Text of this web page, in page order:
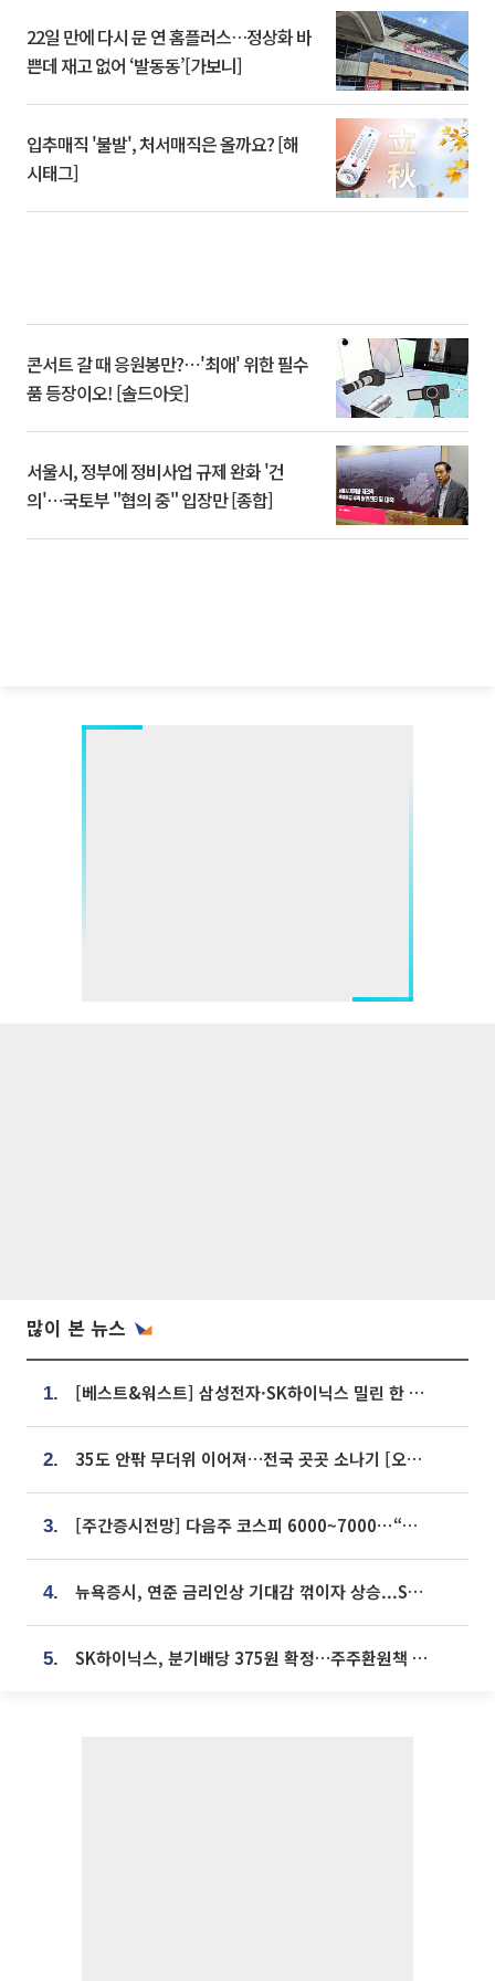
22일 만에 다시 문 연 홈플러스…정상화 바
쁜데 재고 없어 ‘발동동’[가보니]
입추매직 '불발', 처서매직은 올까요? [해
시태그]
콘서트 갈 때 응원봉만?⋯'최애' 위한 필수
품 등장이오! [솔드아웃]
서울시, 정부에 정비사업 규제 완화 '건
의'⋯국토부 "협의 중" 입장만 [종합]
많이 본 뉴스
1. [베스트&워스트] 삼성전자·SK하이닉스 밀린 한 주…상상인증권은 85% 급등
2. 35도 안팎 무더위 이어져…전국 곳곳 소나기 [오늘 날씨]
3. [주간증시전망] 다음주 코스피 6000~7000⋯“外人 수급은 정책이 변수”
4. 뉴욕증시, 연준 금리인상 기대감 꺾이자 상승...S&P500 사상 최고치 [종합]
5. SK하이닉스, 분기배당 375원 확정…주주환원책 9월로 앞당겨 발표